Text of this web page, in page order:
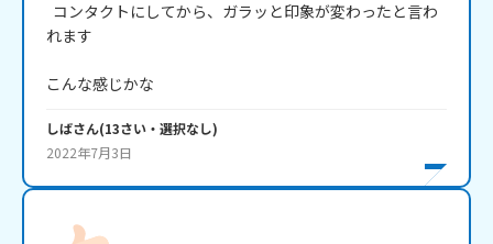
れます
こんな感じかな
しばさん(13さい・ 選択なし)
2022年7月3日